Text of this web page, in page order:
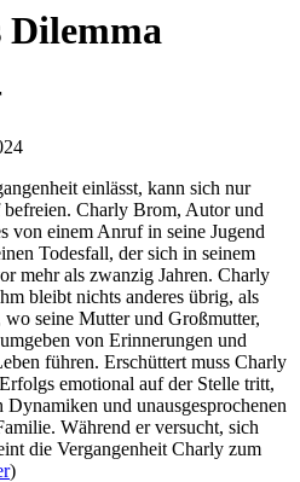
einlässt, kann sich nur
Charly Brom, Autor und
von einem Anruf in seine Jugend
Todesfall, der sich in seinem
mehr als zwanzig Jahren. Charly
bleibt nichts anderes übrig, als
seine Mutter und Großmutter,
von Erinnerungen und
führen. Erschüttert muss Charly
emotional auf der Stelle tritt,
Dynamiken und unausgesprochenen
Während er versucht, sich
die Vergangenheit Charly zum
)